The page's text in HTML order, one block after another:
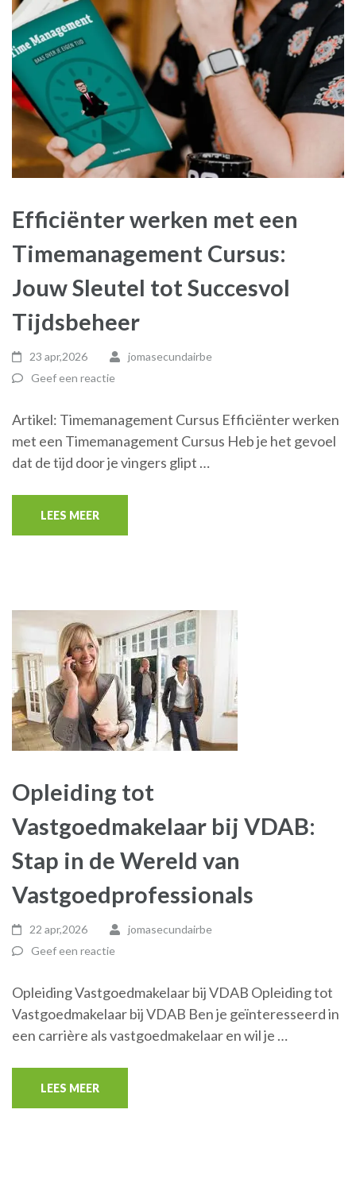
Efficiënter werken met een
Timemanagement Cursus:
Jouw Sleutel tot Succesvol
Tijdsbeheer
23 apr,2026
jomasecundairbe
Geef een reactie
Artikel: Timemanagement Cursus Efficiënter werken
met een Timemanagement Cursus Heb je het gevoel
dat de tijd door je vingers glipt …
LEES MEER
Opleiding tot
Vastgoedmakelaar bij VDAB:
Stap in de Wereld van
Vastgoedprofessionals
22 apr,2026
jomasecundairbe
Geef een reactie
Opleiding Vastgoedmakelaar bij VDAB Opleiding tot
Vastgoedmakelaar bij VDAB Ben je geïnteresseerd in
een carrière als vastgoedmakelaar en wil je …
LEES MEER